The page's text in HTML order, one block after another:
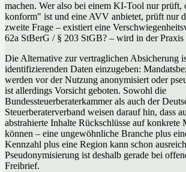
machen. Wer also bei einem KI-Tool nur prüft,
konform" ist und eine AVV anbietet, prüft nur
zweite Frage – existiert eine
62a StBerG / § 203 StGB? – wird in der Praxis
Die Alternative zur vertraglichen Absicherung
identifizierenden Daten einzugeben:
werden vor der Nutzung anonymisiert oder
ist allerdings Vorsicht geboten. Sowohl die
Bundessteuerberaterkammer als auch der
Steuerberaterverband weisen darauf hin, dass
abstrahierte Inhalte Rückschlüsse auf konkrete
können – eine ungewöhnliche Branche plus
Kennzahl plus eine Region kann schon
Pseudonymisierung ist deshalb gerade bei
Freibrief.